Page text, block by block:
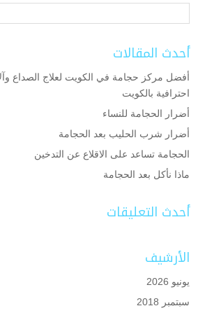
أحدث المقالات
أفضل مركز حجامة في الكويت لعلاج الصداع
احترافية بالكويت
أضرار الحجامة للنساء
أضرار شرب الحليب بعد الحجامة
الحجامة تساعد على الاقلاع عن التدخين
ماذا نأكل بعد الحجامة
أحدث التعليقات
الأرشيف
يونيو 2026
سبتمبر 2018